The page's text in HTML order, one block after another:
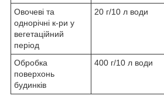
Овочеві та
однорічні к-ри у
вегетаційний
період
20 г/10 л води
Обробка
поверхонь
будинків
400 г/10 л води